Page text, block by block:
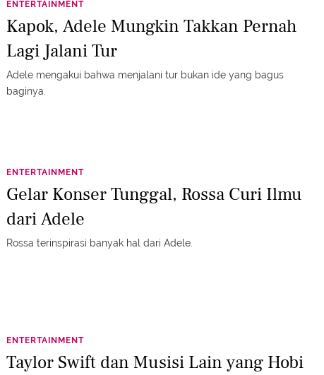
ENTERTAINMENT
Kapok, Adele Mungkin Takkan Pernah
Lagi Jalani Tur
Adele mengakui bahwa menjalani tur bukan ide yang bagus
baginya.
ENTERTAINMENT
Gelar Konser Tunggal, Rossa Curi Ilmu
dari Adele
Rossa terinspirasi banyak hal dari Adele.
ENTERTAINMENT
Taylor Swift dan Musisi Lain yang Hobi